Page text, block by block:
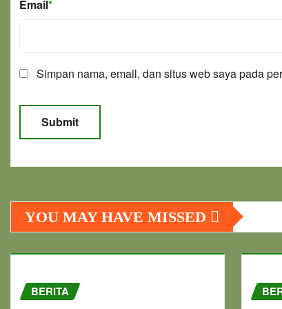
Email*
Simpan nama, email, dan situs web saya pada
YOU MAY HAVE MISSED
BERITA